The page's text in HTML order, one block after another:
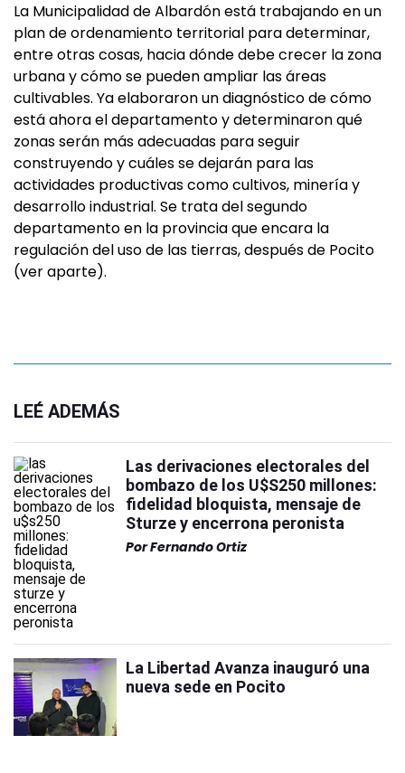
La Municipalidad de Albardón está trabajando en un
plan de ordenamiento territorial para determinar,
entre otras cosas, hacia dónde debe crecer la zona
urbana y cómo se pueden ampliar las áreas
cultivables. Ya elaboraron un diagnóstico de cómo
está ahora el departamento y determinaron qué
zonas serán más adecuadas para seguir
construyendo y cuáles se dejarán para las
actividades productivas como cultivos, minería y
desarrollo industrial. Se trata del segundo
departamento en la provincia que encara la
regulación del uso de las tierras, después de Pocito
(ver aparte).
LEÉ ADEMÁS
Las derivaciones electorales del
bombazo de los U$S250 millones:
fidelidad bloquista, mensaje de
Sturze y encerrona peronista
PorFernando Ortiz
La Libertad Avanza inauguró una
nueva sede en Pocito